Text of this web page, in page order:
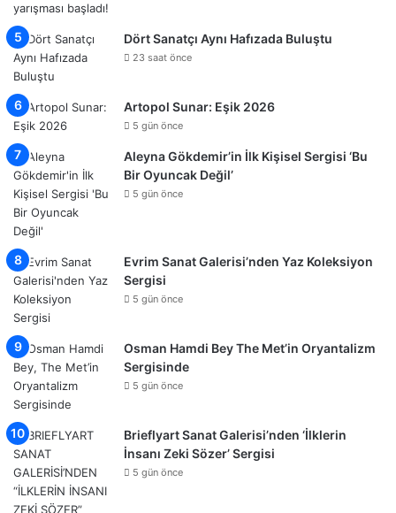
Dört Sanatçı Aynı Hafızada Buluştu
23 saat önce
Artopol Sunar: Eşik 2026
5 gün önce
Aleyna Gökdemir’in İlk Kişisel Sergisi ‘Bu
Bir Oyuncak Değil’
5 gün önce
Evrim Sanat Galerisi’nden Yaz Koleksiyon
Sergisi
5 gün önce
Osman Hamdi Bey The Met’in Oryantalizm
Sergisinde
5 gün önce
Brieflyart Sanat Galerisi’nden ‘İlklerin
İnsanı Zeki Sözer’ Sergisi
5 gün önce